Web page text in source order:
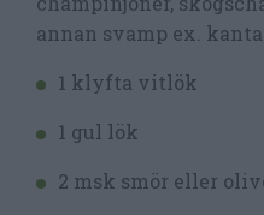
annan svamp ex.
1 klyfta vitlök
1 gul lök
2 msk smör eller